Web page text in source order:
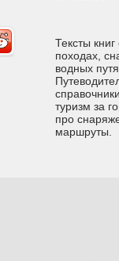
Тексты
походах,
водных
туризм за
про
маршруты.